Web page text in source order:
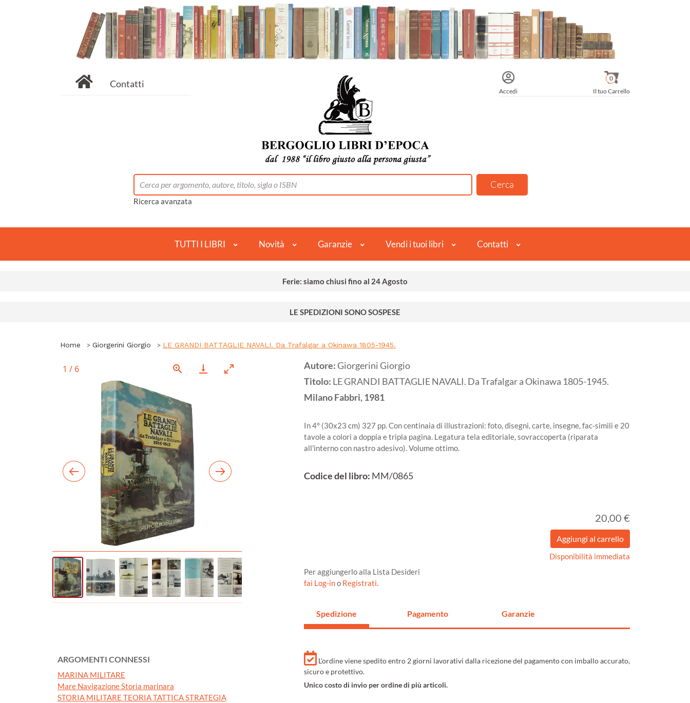
Contatti
Accedi Il tuo Carrello
0
Ricerca avanzata
TUTTI I LIBRI Novità Garanzie Vendi i tuoi libri Contatti
Ferie: siamo chiusi fino al 24 Agosto
LE SPEDIZIONI SONO SOSPESE
Home Giorgerini Giorgio LE GRANDI BATTAGLIE NAVALI. Da Trafalgar a Okinawa 1805-1945.
1 / 6
ARGOMENTI CONNESSI
MARINA MILITARE
Mare Navigazione Storia marinara
STORIA MILITARE TEORIA TATTICA STRATEGIA
Autore:Giorgerini Giorgio
Titolo: LE GRANDI BATTAGLIE NAVALI. Da Trafalgar a Okinawa 1805-1945.
MilanoFabbri,1981
In 4° (30x23 cm) 327 pp. Con centinaia di illustrazioni: foto, disegni, carte, insegne, fac-simili e 20
tavole a colori a doppia e tripla pagina. Legatura tela editoriale, sovraccoperta (riparata
all'interno con nastro adesivo). Volume ottimo.
Codice del libro: MM/0865
20,00 €
Disponibilità immediata
Per aggiungerlo alla Lista Desideri
fai Log-ino Registrati.
Spedizione Pagamento Garanzie
L'ordine viene spedito entro 2 giorni lavorativi dalla ricezione del pagamento con imballo accurato,
sicuro e protettivo.
Unico costo di invio per ordine di più articoli.